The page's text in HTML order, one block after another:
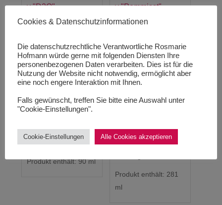
40,00€
44,44€/100 ml
zzgl.Versandkosten
Lieferzeit:1-3
Werktage
Produkt enthält: 90ml
„Pommisst“ REFILL
75,00€
Lieferzeit:1-3
Produkt enthält: 281
ml
Cookies & Datenschutzinformationen
Die datenschutzrechtliche Verantwortliche Rosmarie
Hofmann würde gerne mit folgenden Diensten Ihre
personenbezogenen Daten verarbeiten. Dies ist für die
Nutzung der Website nicht notwendig, ermöglicht aber
eine noch engere Interaktion mit Ihnen.
Falls gewünscht, treffen Sie bitte eine Auswahl unter
"Cookie-Einstellungen".
Cookie-Einstellungen Alle Cookies akzeptieren